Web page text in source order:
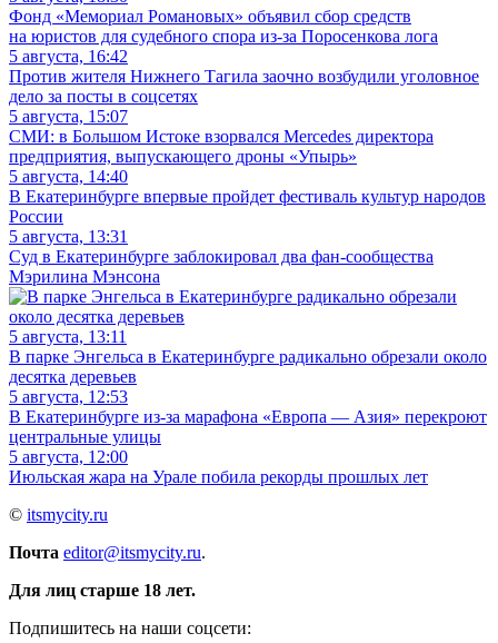
Фонд «Мемориал Романовых» объявил сбор средств
на юристов для судебного спора из-за Поросенкова лога
5 августа, 16:42
Против жителя Нижнего Тагила заочно возбудили уголовное
дело за посты в соцсетях
5 августа, 15:07
СМИ: в Большом Истоке взорвался Mercedes директора
предприятия, выпускающего дроны «Упырь»
5 августа, 14:40
В Екатеринбурге впервые пройдет фестиваль культур народов
России
5 августа, 13:31
Суд в Екатеринбурге заблокировал два фан-сообщества
Мэрилина Мэнсона
5 августа, 13:11
В парке Энгельса в Екатеринбурге радикально обрезали около
десятка деревьев
5 августа, 12:53
В Екатеринбурге из-за марафона «Европа — Азия» перекроют
центральные улицы
5 августа, 12:00
Июльская жара на Урале побила рекорды прошлых лет
© itsmycity.ru
Почта editor@itsmycity.ru.
Для лиц старше 18 лет.
Подпишитесь на наши соцсети: